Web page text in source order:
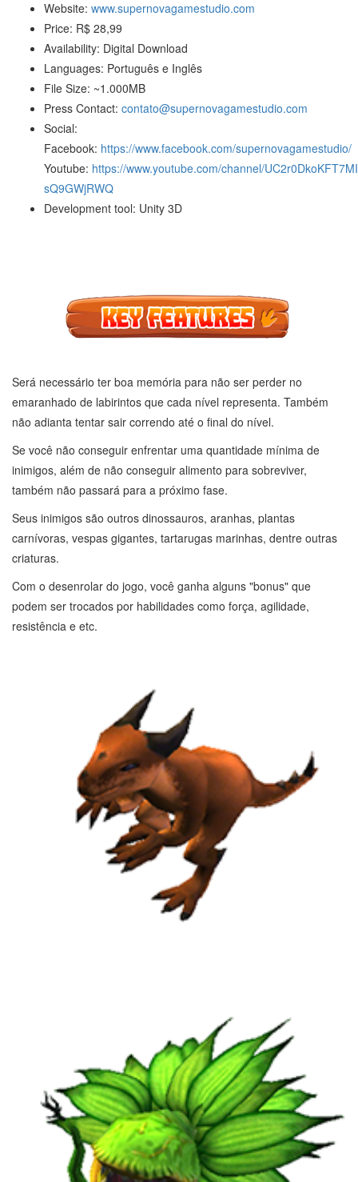
Website: www.supernovagamestudio.com
Price: R$ 28,99
Availability: Digital Download
Languages: Português e Inglês
File Size: ~1.000MB
Press Contact: contato@supernovagamestudio.com
Social:
Facebook: https://www.facebook.com/supernovagamestudio/
Youtube: https://www.youtube.com/channel/
sQ9GWjRWQ
Development tool: Unity 3D
Será necessário ter boa memória para não ser perder no
emaranhado de labirintos que cada nível representa. Também
não adianta tentar sair correndo até o final do nível.
Se você não conseguir enfrentar uma quantidade mínima de
inimigos, além de não conseguir alimento para sobreviver,
também não passará para a próximo fase.
Seus inimigos são outros dinossauros, aranhas, plantas
carnívoras, vespas gigantes, tartarugas marinhas, dentre outras
criaturas.
Com o desenrolar do jogo, você ganha alguns "bonus" que
podem ser trocados por habilidades como força, agilidade,
resistência e etc.